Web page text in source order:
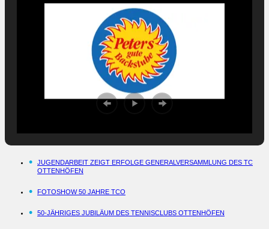
JUGENDARBEIT ZEIGT ERFOLGE GENERALVERSAMMLUNG DES TC
OTTENHÖFEN
FOTOSHOW 50 JAHRE TCO
50-JÄHRIGES JUBILÄUM DES TENNISCLUBS OTTENHÖFEN